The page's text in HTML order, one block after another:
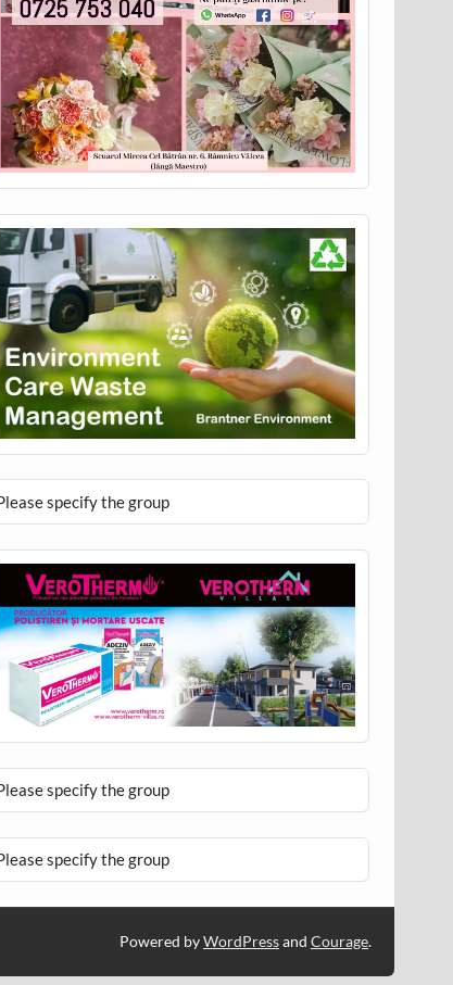
specify the group
specify the group
specify the group
Powered byWordPressand Courage.